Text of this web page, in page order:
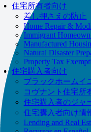
住宅所有者向け
差し押さえの防止
Home Repair &
Immigrant
Manufactured
Natural Disaster
Property Tax
住宅購入者向け
ブラックホームイ
コヴナント住宅所
住宅購入者のジャ
住宅購入者向け情
Lending and Real